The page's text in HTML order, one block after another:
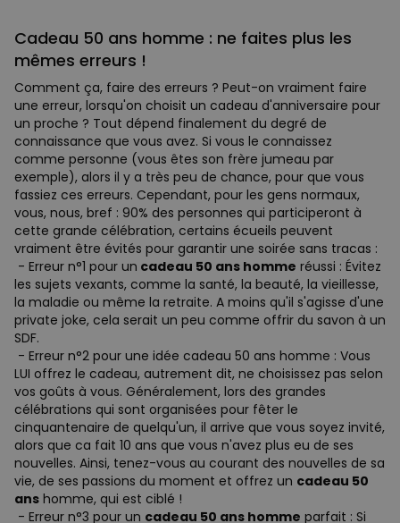
Cadeau 50 ans homme : ne faites plus les
mêmes erreurs !
Comment ça, faire des erreurs ? Peut-on vraiment faire
une erreur, lorsqu'on choisit un cadeau d'anniversaire pour
un proche ? Tout dépend finalement du degré de
connaissance que vous avez. Si vous le connaissez
comme personne (vous êtes son frère jumeau par
exemple), alors il y a très peu de chance, pour que vous
fassiez ces erreurs. Cependant, pour les gens normaux,
vous, nous, bref : 90% des personnes qui participeront à
cette grande célébration, certains écueils peuvent
vraiment être évités pour garantir une soirée sans tracas :
- Erreur n°1 pour un cadeau 50 ans homme réussi : Évitez
les sujets vexants, comme la santé, la beauté, la vieillesse,
la maladie ou même la retraite. A moins qu'il s'agisse d'une
private joke, cela serait un peu comme offrir du savon à un
SDF.
- Erreur n°2 pour une idée cadeau 50 ans homme : Vous
LUI offrez le cadeau, autrement dit, ne choisissez pas selon
vos goûts à vous. Généralement, lors des grandes
célébrations qui sont organisées pour fêter le
cinquantenaire de quelqu'un, il arrive que vous soyez invité,
alors que ca fait 10 ans que vous n'avez plus eu de ses
nouvelles. Ainsi, tenez-vous au courant des nouvelles de sa
vie, de ses passions du moment et offrez un cadeau 50
ans homme, qui est ciblé !
- Erreur n°3 pour un cadeau 50 ans homme parfait : Si